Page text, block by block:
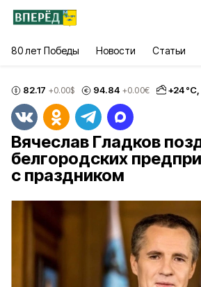
80 лет Победы Новости Статьи
82.17 +0.00$ 94.84 +0.00€ +24°С,
Вячеслав Гладков
белгородских
с праздником